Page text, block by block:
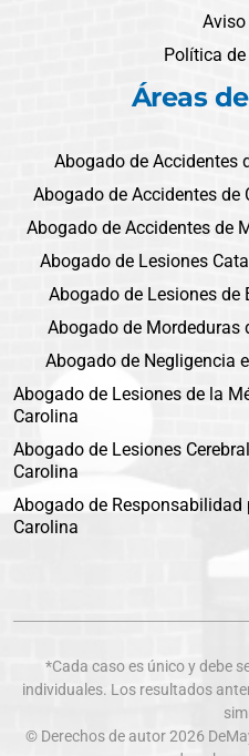
Política
Áreas
Abogado de Accidentes
Abogado de Accidentes de
Abogado de Accidentes de
Abogado de Lesiones
Abogado de Lesiones de
Abogado de Mordeduras
Abogado de Negligencia
Abogado de Lesiones de la
Carolina
Abogado de Lesiones
Carolina
Abogado de Responsabilidad
Carolina
*Cada caso es único y debe
individuales. Los resultados
© Derechos de autor 2026